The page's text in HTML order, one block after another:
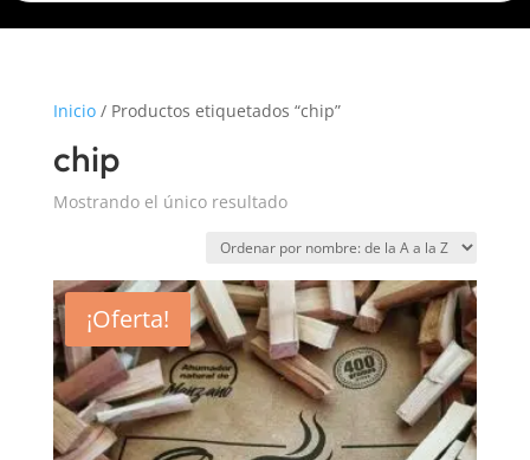
Inicio/ Productos etiquetados “chip”
chip
Mostrando el único resultado
¡Oferta!